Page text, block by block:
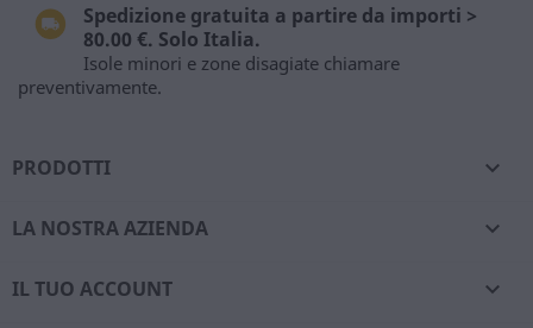
Spedizione gratuita a partire da importi >
80.00 €. Solo Italia.
Isole minori e zone disagiate chiamare
preventivamente.
PRODOTTI 
LA NOSTRA AZIENDA 
IL TUO ACCOUNT 